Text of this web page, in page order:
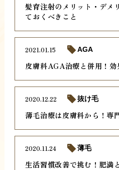
髪育注射のメリット・デメ
ておくべきこと
皮膚科AGA治療と併用！
2021.01.15 AGA
薄毛治療は皮膚科から！専
2020.12.22 抜け毛
生活習慣改善で挑む！肥満
2020.11.24 薄毛